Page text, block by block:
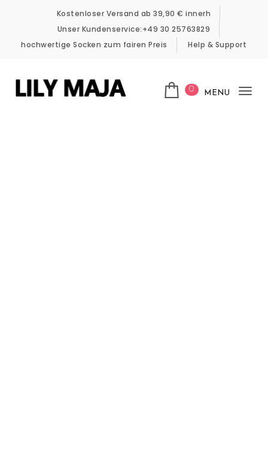
Kostenloser Versand ab 39,90 € innerh
Unser Kundenservice:+49 30 25763829
hochwertige Socken zum fairen Preis
Help & Support
0 MENU